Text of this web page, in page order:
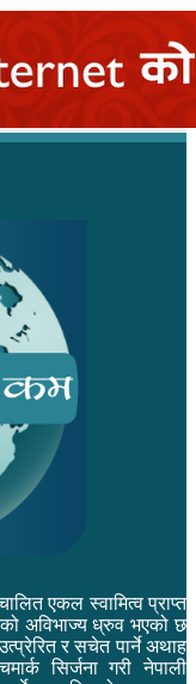
एकल स्वामित्व प्राप्त
अविभाज्य ध्रुव भएको छ
र सचेत पार्ने अथाह
सिर्जना गरी नेपाली